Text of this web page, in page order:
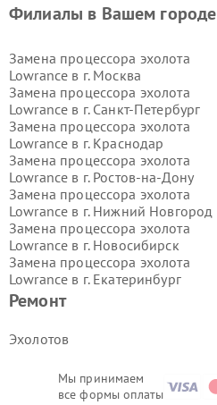
Мы принимаем
все формы оплаты
Ремонт
Эхолотов
Филиалы в Вашем городе
Замена процессора эхолота
Lowrance в г. Москва
Замена процессора эхолота
Lowrance в г. Санкт-Петербург
Замена процессора эхолота
Lowrance в г. Краснодар
Замена процессора эхолота
Lowrance в г. Ростов-на-Дону
Замена процессора эхолота
Lowrance в г. Нижний Новгород
Замена процессора эхолота
Lowrance в г. Новосибирск
Замена процессора эхолота
Lowrance в г. Екатеринбург
Замена процессора эхолота
Lowrance в г.
Lowrance в г.
Lowrance в г.Волгоград
Замена процессора эхолота